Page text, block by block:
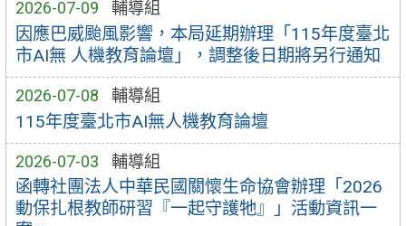
2026-07-09 輔導組
因應巴威颱風影響，本局延期辦理「115年度臺北
市AI無 人機教育論壇」，調整後日期將另行通知
2026-07-08 輔導組
115年度臺北市AI無人機教育論壇
2026-07-03 輔導組
函轉社團法人中華民國關懷生命協會辦理「2026
動保扎根教師研習『一起守護牠』」活動資訊一